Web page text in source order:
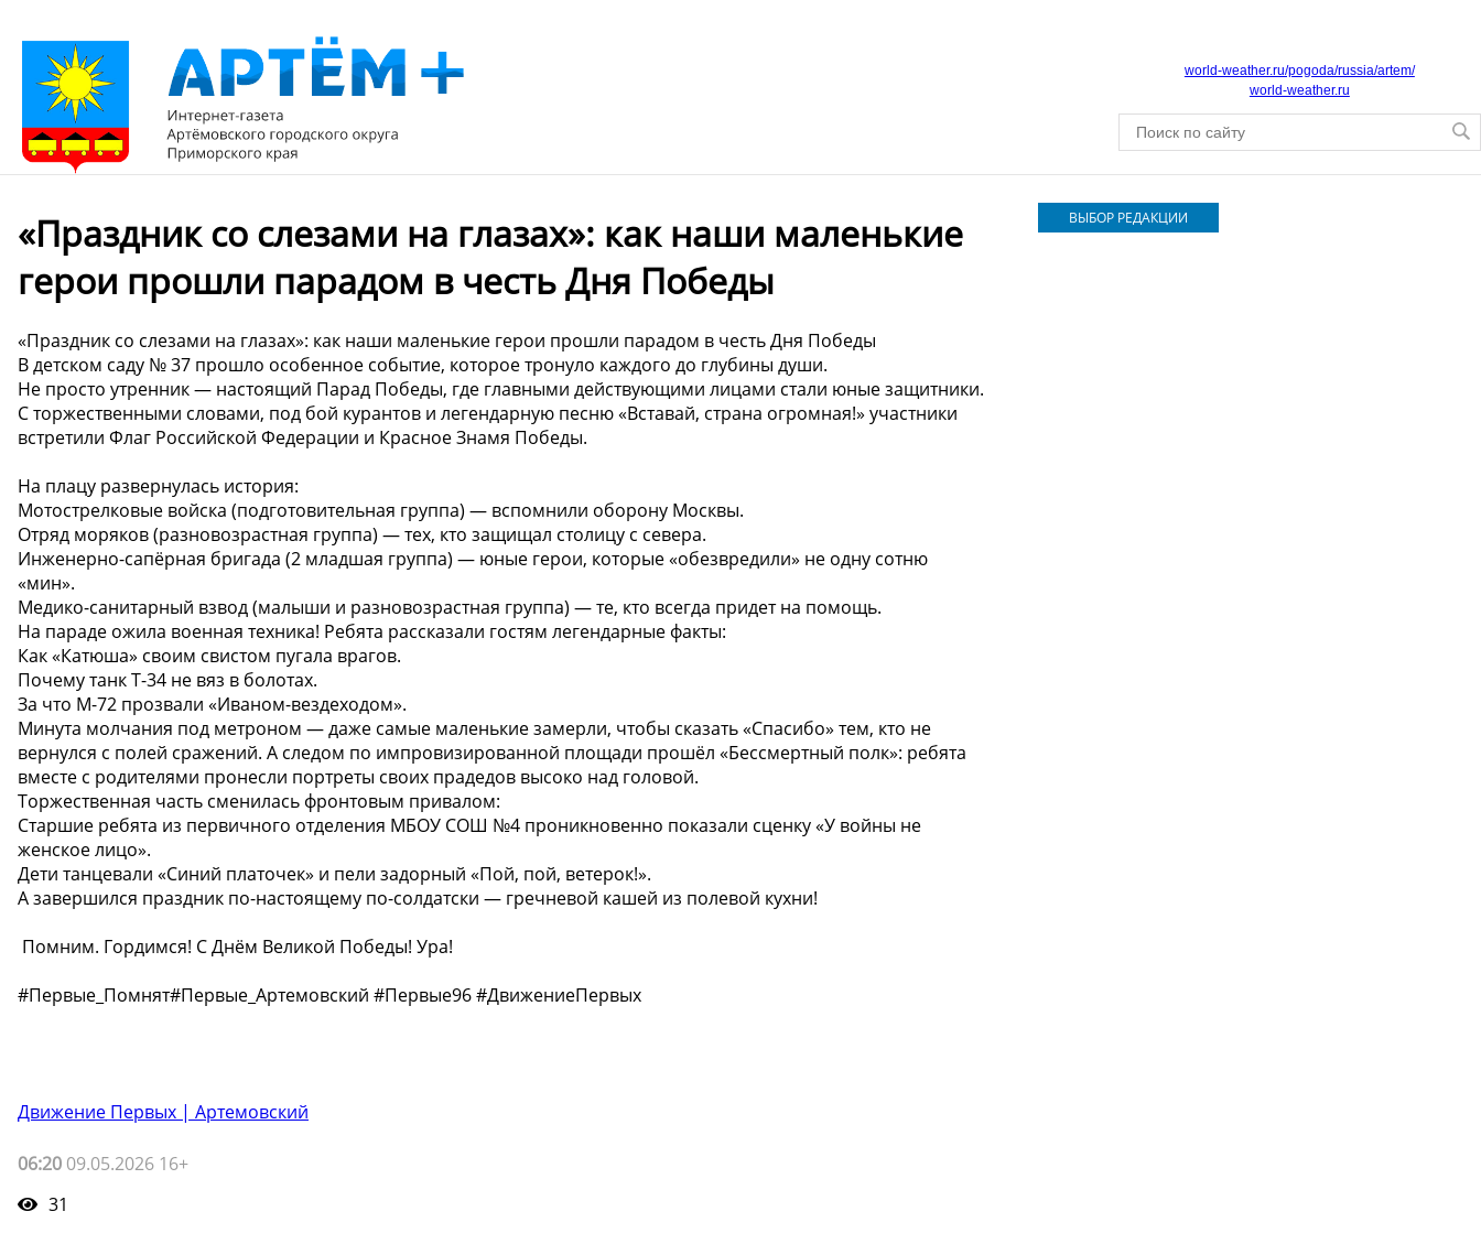
world-weather.ru/pogoda/russia/artem/
world-weather.ru
«Праздник со слезами на глазах»: как наши маленькие
герои прошли парадом в честь Дня Победы ️
«Праздник со слезами на глазах»: как наши маленькие герои прошли парадом в честь Дня Победы ️
В детском саду № 37 прошло особенное событие, которое тронуло каждого до глубины души.
Не просто утренник — настоящий Парад Победы, где главными действующими лицами стали юные защитники.
С торжественными словами, под бой курантов и легендарную песню «Вставай, страна огромная!» участники
встретили Флаг Российской Федерации и Красное Знамя Победы.
На плацу развернулась история:
Мотострелковые войска (подготовительная группа) — вспомнили оборону Москвы.
Отряд моряков (разновозрастная группа) — тех, кто защищал столицу с севера.
Инженерно-сапёрная бригада (2 младшая группа) — юные герои, которые «обезвредили» не одну сотню
«мин».
Медико-санитарный взвод (малыши и разновозрастная группа) — те, кто всегда придет на помощь.
На параде ожила военная техника! Ребята рассказали гостям легендарные факты:
Как «Катюша» своим свистом пугала врагов.
Почему танк Т-34 не вяз в болотах.
За что М-72 прозвали «Иваном-вездеходом».
Минута молчания под метроном — даже самые маленькие замерли, чтобы сказать «Спасибо» тем, кто не
вернулся с полей сражений. А следом по импровизированной площади прошёл «Бессмертный полк»: ребята
вместе с родителями пронесли портреты своих прадедов высоко над головой.
Торжественная часть сменилась фронтовым привалом:
Старшие ребята из первичного отделения МБОУ СОШ №4 проникновенно показали сценку «У войны не
женское лицо».
Дети танцевали «Синий платочек» и пели задорный «Пой, пой, ветерок!».
А завершился праздник по-настоящему по-солдатски — гречневой кашей из полевой кухни!
️ Помним. Гордимся! С Днём Великой Победы! Ура!
#Первые_Помнят#Первые_Артемовский #Первые96 #ДвижениеПервых
Движение Первых | Артемовский
06:20 09.05.2026 16+
31
ВЫБОР РЕДАКЦИИ